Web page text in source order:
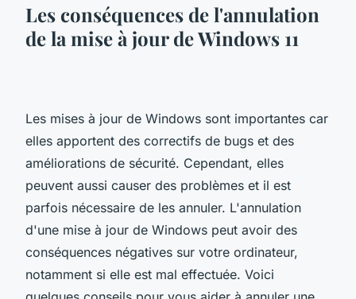
Les conséquences de l'annulation
de la mise à jour de Windows 11
Les mises à jour de Windows sont importantes car
elles apportent des correctifs de bugs et des
améliorations de sécurité. Cependant, elles
peuvent aussi causer des problèmes et il est
parfois nécessaire de les annuler. L'annulation
d'une mise à jour de Windows peut avoir des
conséquences négatives sur votre ordinateur,
notamment si elle est mal effectuée. Voici